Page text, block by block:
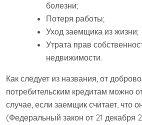
болезни;
Потеря работы;
Уход заемщика из жизни;
Утрата прав
недвижимости.
Как следует из названия, от
потребительским кредитам можно
случае, если заемщик считает, что
(Федеральный закон от 21 декабря